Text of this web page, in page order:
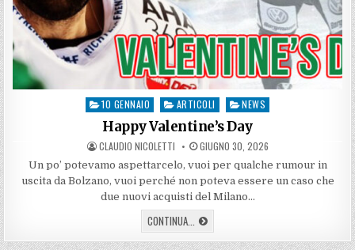
Posted
10 GENNAIO ARTICOLI NEWS
Happy Valentine’s Day
AUTHOR:
CLAUDIO NICOLETTI PUBLISHED
DATE:
GIUGNO 30, 2026
Un po’ potevamo aspettarcelo, vuoi per qualche rumour in
uscita da Bolzano, vuoi perché non poteva essere un caso che
due nuovi acquisti del Milano…
CONTINUA... HAPPY
VALENTINE’S
DAY